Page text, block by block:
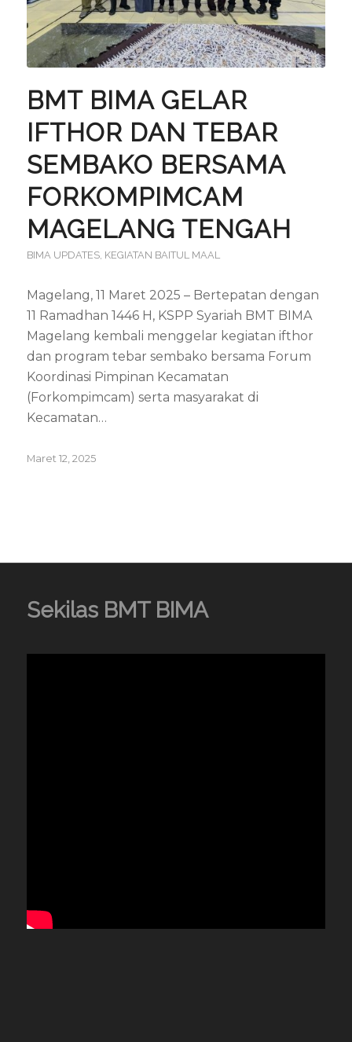
BMT BIMA GELAR
IFTHOR DAN TEBAR
SEMBAKO BERSAMA
FORKOMPIMCAM
MAGELANG TENGAH
BIMA UPDATES, KEGIATAN BAITUL MAAL
Magelang, 11 Maret 2025 – Bertepatan dengan
11 Ramadhan 1446 H, KSPP Syariah BMT BIMA
Magelang kembali menggelar kegiatan ifthor
dan program tebar sembako bersama Forum
Koordinasi Pimpinan Kecamatan
(Forkompimcam) serta masyarakat di
Kecamatan…
Maret 12, 2025
Sekilas BMT BIMA